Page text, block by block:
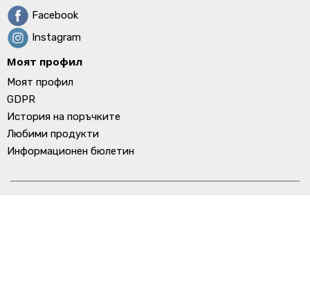
Facebook
Instagram
Моят профил
Моят профил
GDPR
История на поръчките
Любими продукти
Информационен бюлетин